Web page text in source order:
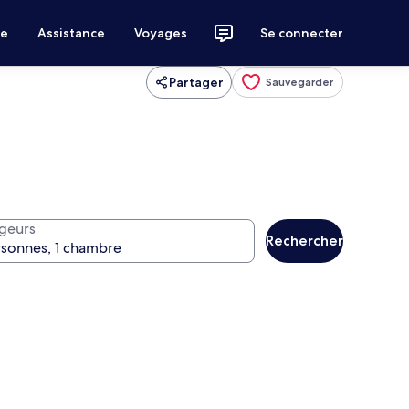
Assistance Voyages Se connecter
Partager Sauvegarder
Rechercher